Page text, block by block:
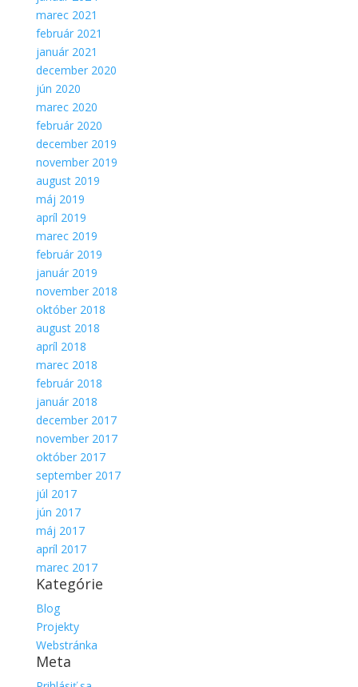
marec 2021
február 2021
január 2021
december 2020
jún 2020
marec 2020
február 2020
december 2019
november 2019
august 2019
máj 2019
apríl 2019
marec 2019
február 2019
január 2019
november 2018
október 2018
august 2018
apríl 2018
marec 2018
február 2018
január 2018
december 2017
november 2017
október 2017
september 2017
júl 2017
jún 2017
máj 2017
apríl 2017
marec 2017
Kategórie
Blog
Projekty
Webstránka
Meta